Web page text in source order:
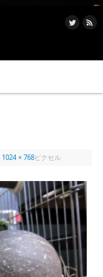
1024 × 768ピクセル